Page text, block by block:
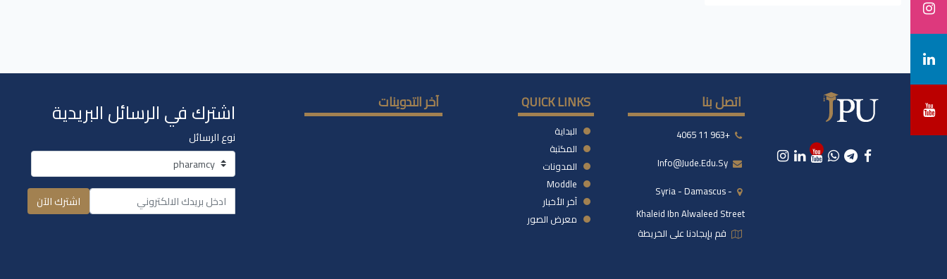
اتصل بنا
+963 11 4065
Syria - Damascus -
Khaleid Ibn Alwaleed Street
قم بإيجادنا على الخريطة
QUICK LINKS
البداية
المكتبة
المدونات
Moddle
آخر الأخبار
معرض الصور
آخر التدوينات اشترك في الرسائل البريدية
نوع الرسائل
اشترك الآن